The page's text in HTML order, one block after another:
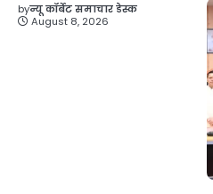
byन्यू कॉर्बेट समाचार डेस्क
August 8, 2026